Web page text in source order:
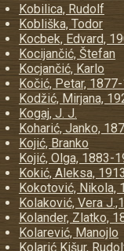
Kobilica, Rudolf
Kobliška, Todor
Kocbek, Edvard,
Kocijančić, Štefan
Kocjančić, Karlo
Kočić, Petar,
Kodžić, Mirjana,
Kogaj, J. J.
Koharić, Janko,
Kojić, Branko
Kojić, Olga, 1883-
Kokić, Aleksa,
Kokotović, Nikola,
Kolaković, Vera
Kolander, Zlatko,
Kolarević, Manojlo
Kolarić Kišur,